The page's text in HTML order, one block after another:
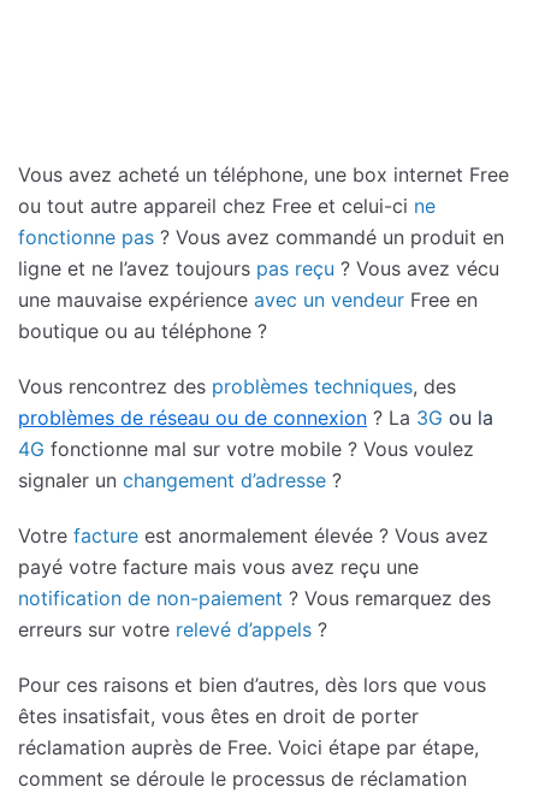
Vous avez acheté un téléphone, une box internet Free
ou tout autre appareil chez Free et celui-ci ne
fonctionne pas ? Vous avez commandé un produit en
ligne et ne l’avez toujours pas reçu ? Vous avez vécu
une mauvaise expérience avec un vendeur Free en
boutique ou au téléphone ?
Vous rencontrez des problèmes techniques, des
problèmes de réseau ou de connexion ? La 3G ou la
4G fonctionne mal sur votre mobile ? Vous voulez
signaler un changement d’adresse ?
Votre facture est anormalement élevée ? Vous avez
payé votre facture mais vous avez reçu une
notification de non-paiement ? Vous remarquez des
erreurs sur votre relevé d’appels ?
Pour ces raisons et bien d’autres, dès lors que vous
êtes insatisfait, vous êtes en droit de porter
réclamation auprès de Free. Voici étape par étape,
comment se déroule le processus de réclamation